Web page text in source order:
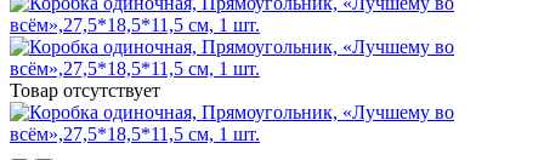
Товар отсутствует